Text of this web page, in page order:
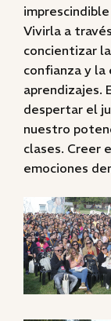
Vivirla a
concientizar
confianza y
aprendizajes.
despertar el
nuestro
clases. Creer
emociones